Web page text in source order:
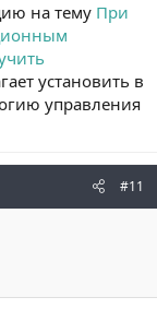
на тему При
установить в
управления
#11